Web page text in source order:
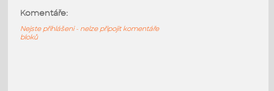
Vytápění
Komentáře:
Nejste přihlášeni - nelze připojit komentáře
bloků